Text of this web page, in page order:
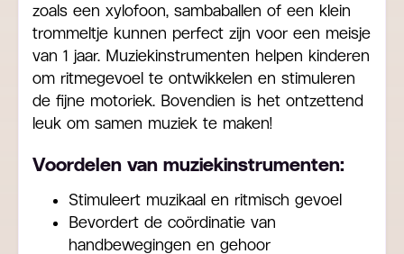
zoals een xylofoon, sambaballen of een klein
trommeltje kunnen perfect zijn voor een meisje
van 1 jaar. Muziekinstrumenten helpen kinderen
om ritmegevoel te ontwikkelen en stimuleren
de fijne motoriek. Bovendien is het ontzettend
leuk om samen muziek te maken!
Voordelen van muziekinstrumenten:
Stimuleert muzikaal en ritmisch gevoel
Bevordert de coördinatie van
handbewegingen en gehoor